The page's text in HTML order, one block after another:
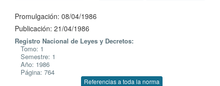
Promulgación: 08/04/1986
Publicación: 21/04/1986
Registro Nacional de Leyes y Decretos:
Tomo: 1
Semestre: 1
Año: 1986
Página: 764
Referencias a toda la norma